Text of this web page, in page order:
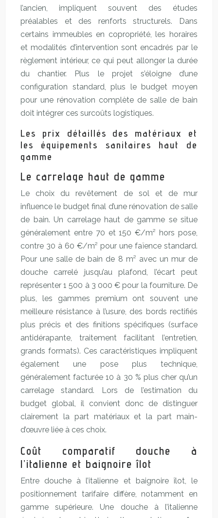
l’ancien, impliquent souvent des études
préalables et des renforts structurels. Dans
certains immeubles en copropriété, les horaires
et modalités d’intervention sont encadrés par le
règlement intérieur, ce qui peut allonger la durée
du chantier. Plus le projet s’éloigne d’une
configuration standard, plus le budget moyen
pour une rénovation complète de salle de bain
doit intégrer ces surcoûts logistiques.
Les prix détaillés des matériaux et
les équipements sanitaires haut de
gamme
Le carrelage haut de gamme
Le choix du revêtement de sol et de mur
influence le budget final d’une rénovation de salle
de bain. Un carrelage haut de gamme se situe
généralement entre 70 et 150 €/m² hors pose,
contre 30 à 60 €/m² pour une faïence standard.
Pour une salle de bain de 8 m² avec un mur de
douche carrelé jusqu’au plafond, l’écart peut
représenter 1 500 à 3 000 € pour la fourniture. De
plus, les gammes premium ont souvent une
meilleure résistance à l’usure, des bords rectifiés
plus précis et des finitions spécifiques (surface
antidérapante, traitement facilitant l’entretien,
grands formats). Ces caractéristiques impliquent
également une pose plus technique,
généralement facturée 10 à 30 % plus cher qu’un
carrelage standard. Lors de l’estimation du
budget global, il convient donc de distinguer
clairement la part matériaux et la part main-
d’œuvre liée à ces choix.
Coût comparatif douche à
l’italienne et baignoire îlot
Entre douche à l’italienne et baignoire îlot, le
positionnement tarifaire diffère, notamment en
gamme supérieure. Une douche à l’italienne